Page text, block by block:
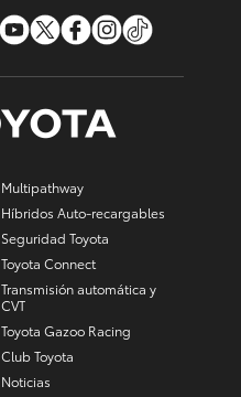
Multipathway
Híbridos Auto-recargables
Seguridad Toyota
Toyota Connect
Transmisión automática y
CVT
Toyota Gazoo Racing
Club Toyota
Noticias